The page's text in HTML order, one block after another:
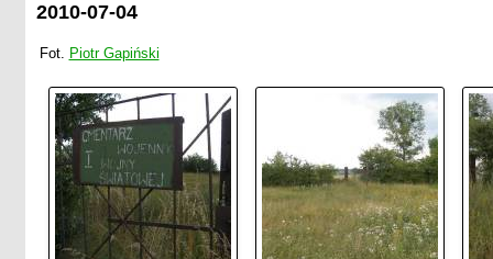
2010-07-04
Fot. Piotr Gapiński